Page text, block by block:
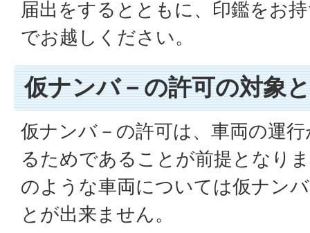
届出をするとともに、印鑑をお
でお越しください。
仮ナンバ－の許可の対象
仮ナンバ－の許可は、車両の運
るためであることが前提となり
のような車両については仮ナン
とが出来ません。